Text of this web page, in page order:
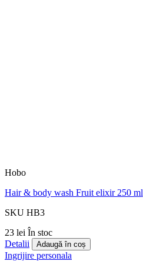
Hobo
Hair & body wash Fruit elixir 250 ml
SKU HB3
23 lei În stoc
Detalii
Adaugă în coș
Ingrijire personala